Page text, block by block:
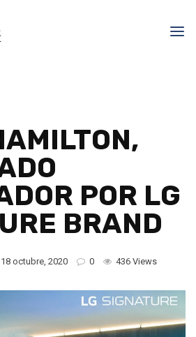
POR LG
BRAND
18 octubre, 2020 0 436 Views